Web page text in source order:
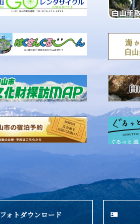
フォトダウンロード